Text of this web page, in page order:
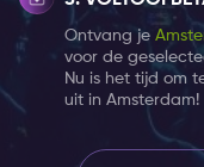
Ontvang je
voor de
Nu is het tijd om
uit in Amsterdam!